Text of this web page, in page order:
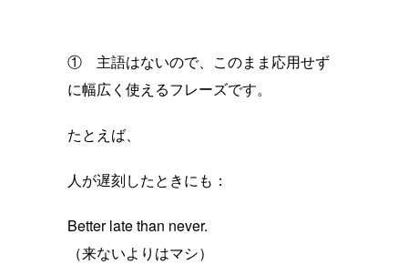
① 主語はないので、このまま応用せず
に幅広く使えるフレーズです。
たとえば、
人が遅刻したときにも：
Better late than never.
（来ないよりはマシ）